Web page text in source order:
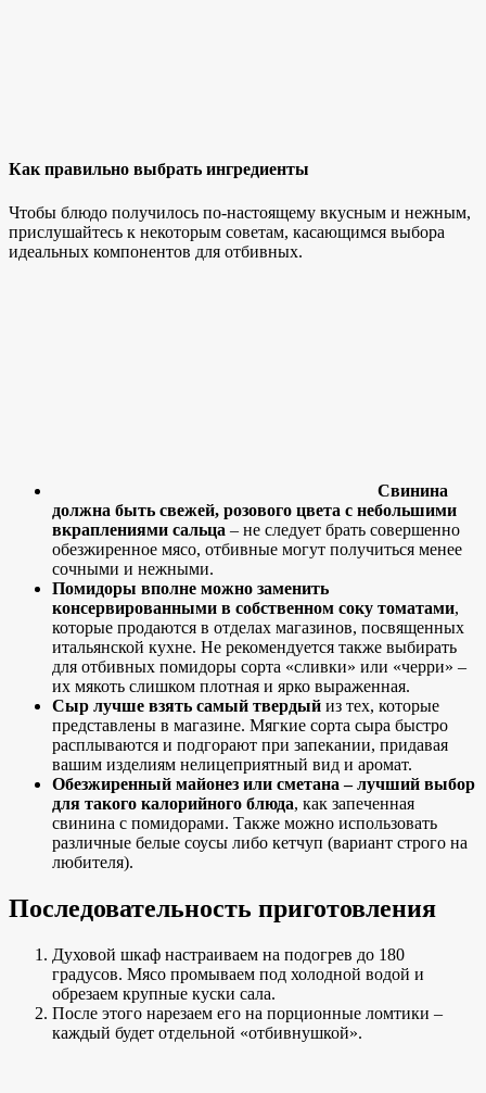
Как правильно выбрать ингредиенты
Чтобы блюдо получилось по-настоящему вкусным и нежным,
прислушайтесь к некоторым советам, касающимся выбора
идеальных компонентов для отбивных.
Свинина
должна быть свежей, розового цвета с небольшими
вкраплениями сальца – не следует брать совершенно
обезжиренное мясо, отбивные могут получиться менее
сочными и нежными.
Помидоры вполне можно заменить
консервированными в собственном соку томатами,
которые продаются в отделах магазинов, посвященных
итальянской кухне. Не рекомендуется также выбирать
для отбивных помидоры сорта «сливки» или «черри» –
их мякоть слишком плотная и ярко выраженная.
Сыр лучше взять самый твердый из тех, которые
представлены в магазине. Мягкие сорта сыра быстро
расплываются и подгорают при запекании, придавая
вашим изделиям нелицеприятный вид и аромат.
Обезжиренный майонез или сметана – лучший выбор
для такого калорийного блюда, как запеченная
свинина с помидорами. Также можно использовать
различные белые соусы либо кетчуп (вариант строго на
любителя).
Последовательность приготовления
Духовой шкаф настраиваем на подогрев до 180
градусов. Мясо промываем под холодной водой и
обрезаем крупные куски сала.
После этого нарезаем его на порционные ломтики –
каждый будет отдельной «отбивнушкой».